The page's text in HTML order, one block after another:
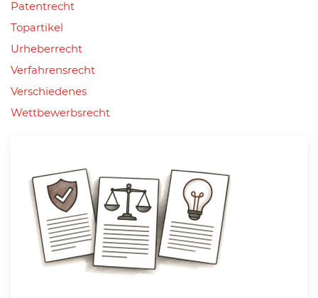
Patentrecht
Topartikel
Urheberrecht
Verfahrensrecht
Verschiedenes
Wettbewerbsrecht